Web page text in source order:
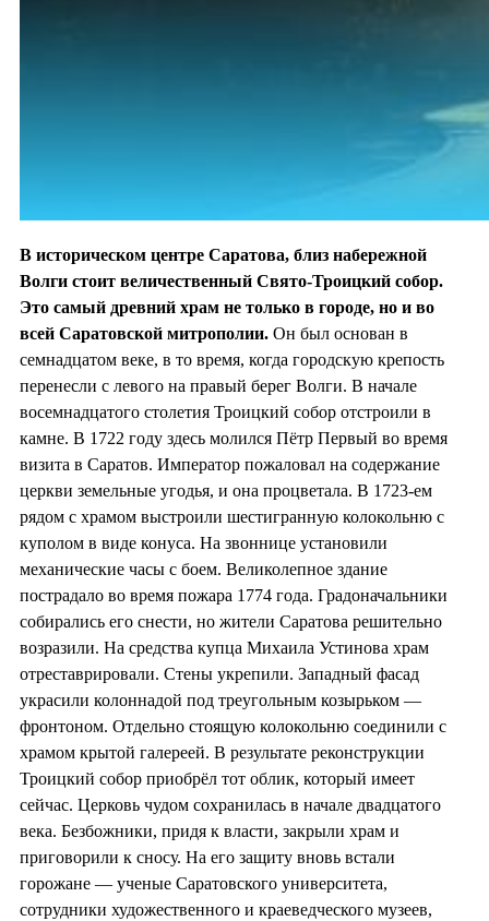
В историческом центре Саратова, близ набережной
Волги стоит величественный Свято-Троицкий собор.
Это самый древний храм не только в городе, но и во
всей Саратовской митрополии. Он был основан в
семнадцатом веке, в то время, когда городскую крепость
перенесли с левого на правый берег Волги. В начале
восемнадцатого столетия Троицкий собор отстроили в
камне. В 1722 году здесь молился Пётр Первый во время
визита в Саратов. Император пожаловал на содержание
церкви земельные угодья, и она процветала. В 1723-ем
рядом с храмом выстроили шестигранную колокольню с
куполом в виде конуса. На звоннице установили
механические часы с боем. Великолепное здание
пострадало во время пожара 1774 года. Градоначальники
собирались его снести, но жители Саратова решительно
возразили. На средства купца Михаила Устинова храм
отреставрировали. Стены укрепили. Западный фасад
украсили колоннадой под треугольным козырьком —
фронтоном. Отдельно стоящую колокольню соединили с
храмом крытой галереей. В результате реконструкции
Троицкий собор приобрёл тот облик, который имеет
сейчас. Церковь чудом сохранилась в начале двадцатого
века. Безбожники, придя к власти, закрыли храм и
приговорили к сносу. На его защиту вновь встали
горожане — ученые Саратовского университета,
сотрудники художественного и краеведческого музеев,